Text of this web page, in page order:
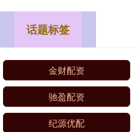
话题标签
金财配资
驰盈配资
纪源优配